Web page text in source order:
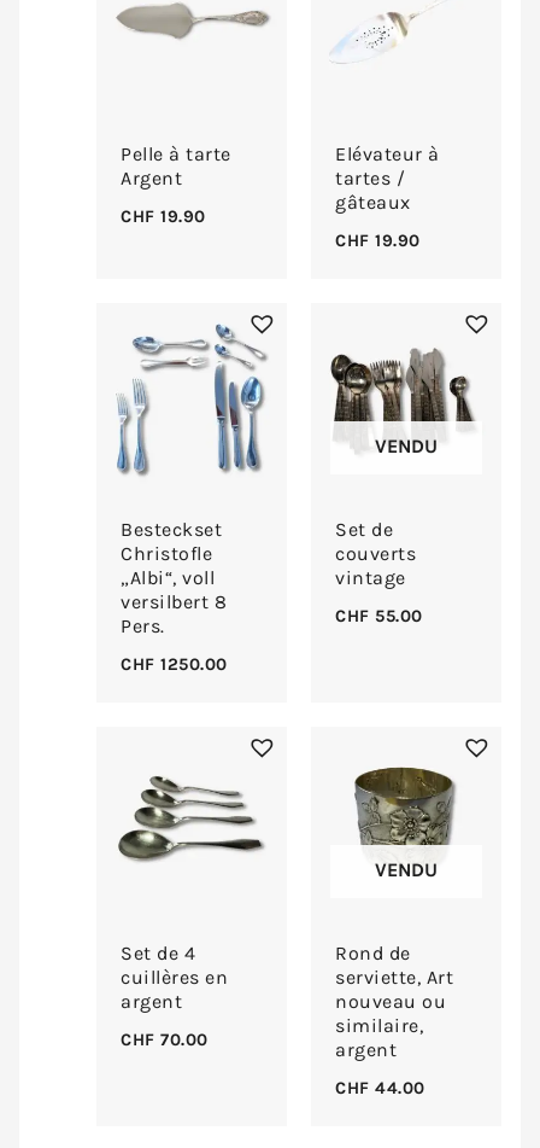
Pelle à tarte
Argent
CHF 19.90
Elévateur à
tartes /
gâteaux
CHF 19.90
Besteckset
Christofle
„Albi“, voll
versilbert 8
Pers.
CHF 1250.00
VENDU
Set de
couverts
vintage
CHF 55.00
Set de 4
cuillères en
argent
CHF 70.00
VENDU
Rond de
serviette, Art
nouveau ou
similaire,
argent
CHF 44.00